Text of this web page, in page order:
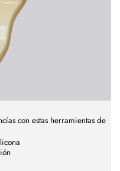
con estas herramientas de